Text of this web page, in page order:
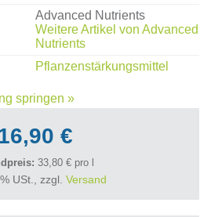
Advanced Nutrients
Weitere Artikel von Advanced
Nutrients
Pflanzenstärkungsmittel
springen »
€
33,80 € pro l
USt., zzgl. Versand